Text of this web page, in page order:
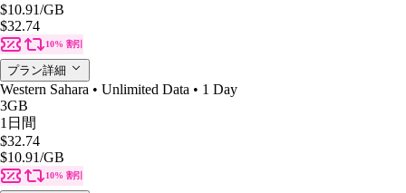
$10.91/GB
$32.74
10% 割引
プラン詳細
Western Sahara • Unlimited Data • 1 Day
3GB
1日間
$32.74
$10.91/GB
10% 割引